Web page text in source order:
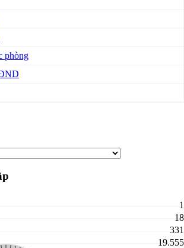
phòng
1
18
331
19.555